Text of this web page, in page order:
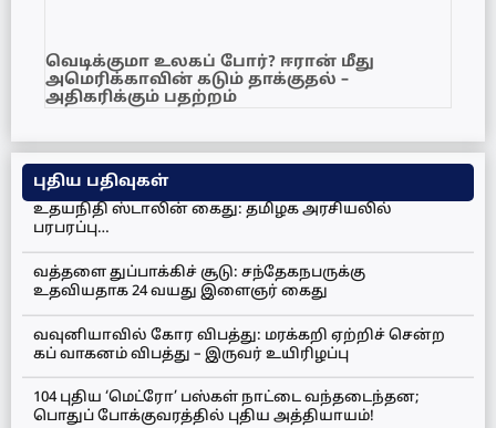
வெடிக்குமா உலகப் போர்? ஈரான் மீது
அமெரிக்காவின் கடும் தாக்குதல் –
அதிகரிக்கும் பதற்றம்
புதிய பதிவுகள்
உதயநிதி ஸ்டாலின் கைது: தமிழக அரசியலில்
பரபரப்பு…
வத்தளை துப்பாக்கிச் சூடு: சந்தேகநபருக்கு
உதவியதாக 24 வயது இளைஞர் கைது
வவுனியாவில் கோர விபத்து: மரக்கறி ஏற்றிச் சென்ற
கப் வாகனம் விபத்து – இருவர் உயிரிழப்பு
104 புதிய ‘மெட்ரோ’ பஸ்கள் நாட்டை வந்தடைந்தன;
பொதுப் போக்குவரத்தில் புதிய அத்தியாயம்!